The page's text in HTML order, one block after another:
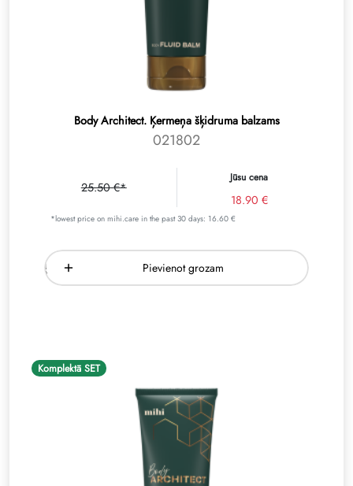
Body Architect. Ķermeņa šķidruma balzams
021802
25.50 €*
Jūsu cena
18.90 €
*lowest price on mihi.care in the past 30 days: 16.60 €
Pievienot grozam
Komplektā SET